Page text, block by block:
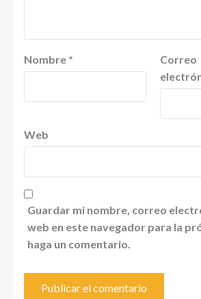
Nombre *
Correo
Web
Guardar mi nombre, correo
web en este navegador para la
haga un comentario.